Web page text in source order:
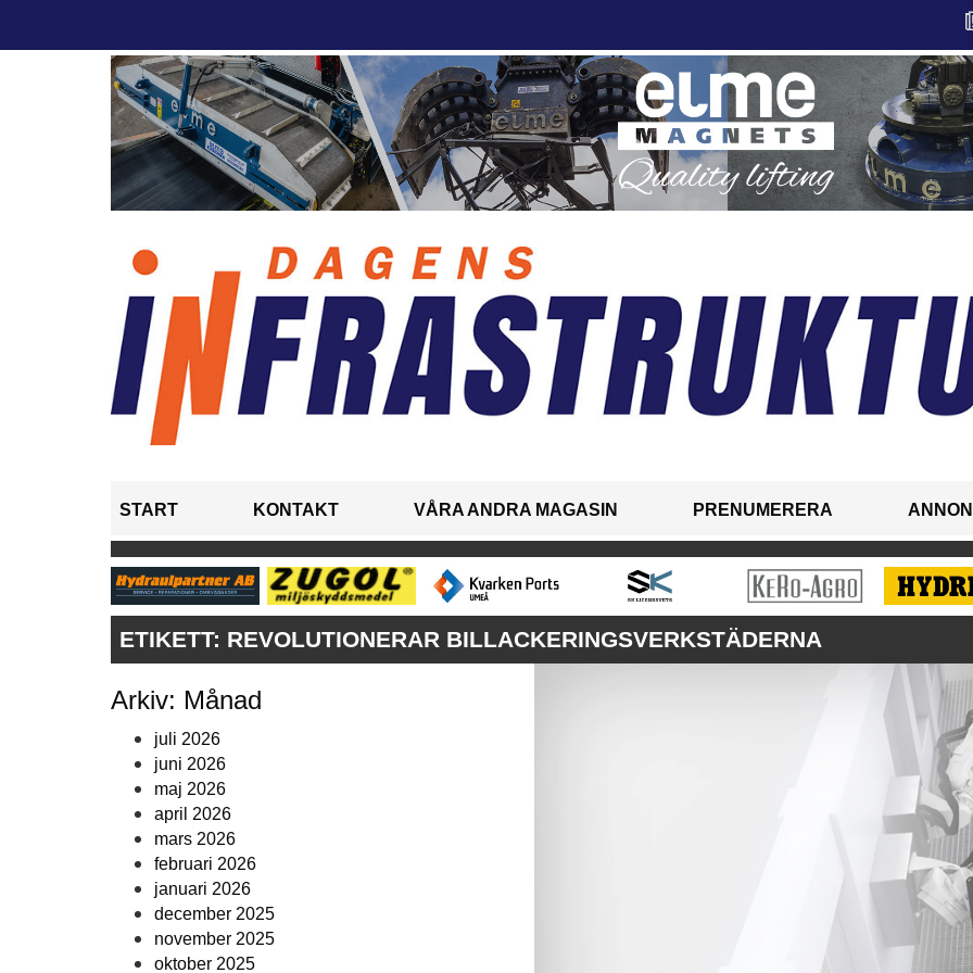
START KONTAKT VÅRA ANDRA MAGASIN PRENUMERERA
ETIKETT: REVOLUTIONERAR BILLACKERINGSVERKSTÄDERNA
Arkiv: Månad
juli 2026
juni 2026
maj 2026
april 2026
mars 2026
februari 2026
januari 2026
december 2025
november 2025
oktober 2025